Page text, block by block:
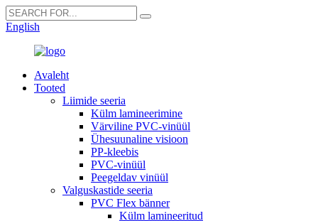
English
Avaleht
Tooted
Liimide seeria
Külm lamineerimine
Värviline PVC-vinüül
Ühesuunaline visioon
PP-kleebis
PVC-vinüül
Peegeldav vinüül
Valguskastide seeria
PVC Flex bänner
Külm lamineeritud